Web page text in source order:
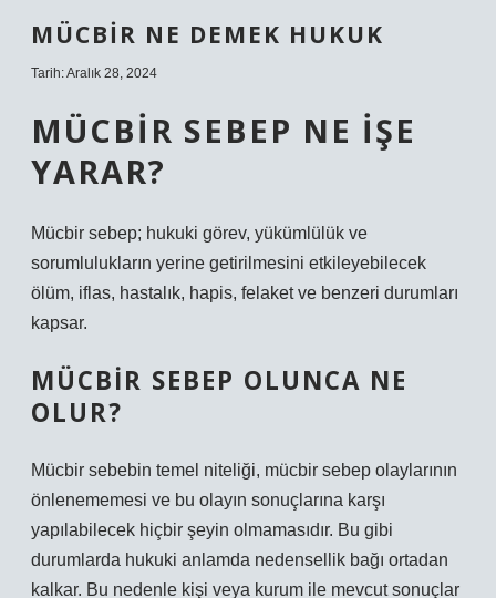
MÜCBIR NE DEMEK HUKUK
Tarih: Aralık 28, 2024
MÜCBIR SEBEP NE IŞE
YARAR?
Mücbir sebep; hukuki görev, yükümlülük ve
sorumlulukların yerine getirilmesini etkileyebilecek
ölüm, iflas, hastalık, hapis, felaket ve benzeri durumları
kapsar.
MÜCBIR SEBEP OLUNCA NE
OLUR?
Mücbir sebebin temel niteliği, mücbir sebep olaylarının
önlenememesi ve bu olayın sonuçlarına karşı
yapılabilecek hiçbir şeyin olmamasıdır. Bu gibi
durumlarda hukuki anlamda nedensellik bağı ortadan
kalkar. Bu nedenle kişi veya kurum ile mevcut sonuçlar